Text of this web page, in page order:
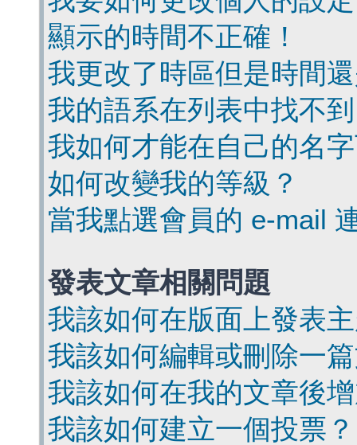
顯示的時間不正確！
我更改了時區但是時間
我的語系在列表中找不
我如何才能在自己的名
如何改變我的等級？
當我點選會員的 e-mail
發表文章相關問題
我該如何在版面上發表
我該如何編輯或刪除一
我該如何在我的文章後
我該如何建立一個投票？